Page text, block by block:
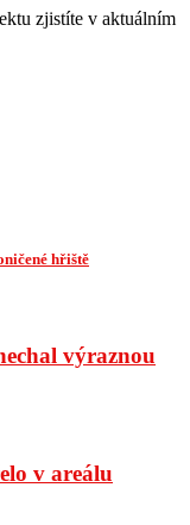
zjistíte v aktuálním
hřiště
výraznou
v areálu